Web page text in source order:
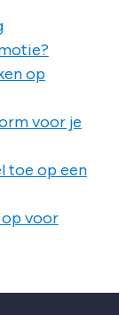
op
voor je
toe op een
voor